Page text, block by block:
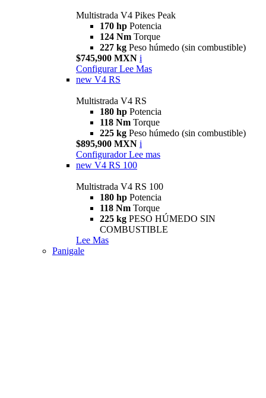
Multistrada V4 Pikes Peak
170 hp Potencia
124 Nm Torque
227 kg Peso húmedo (sin combustible)
$745,900 MXN i
Configurar Lee Mas
new V4 RS
Multistrada V4 RS
180 hp Potencia
118 Nm Torque
225 kg Peso húmedo (sin combustible)
$895,900 MXN i
Configurador Lee mas
new V4 RS 100
Multistrada V4 RS 100
180 hp Potencia
118 Nm Torque
225 kg PESO HÚMEDO SIN
COMBUSTIBLE
Lee Mas
Panigale